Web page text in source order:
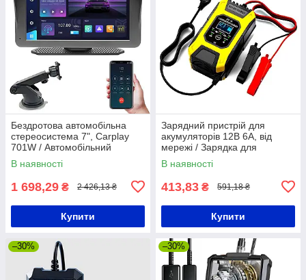
Бездротова автомобільна
стереосистема 7", Carplay
701W / Автомобільний
сенсорний монітор /
Портативний екран
В наявності
1 698,29 ₴ 2 426,13 ₴
Купити
Зарядний пристрій для
акумуляторів 12В 6А, від
мережі / Зарядка для
акумуляторів / Зарядне для
акумуляторів
В наявності
413,83 ₴ 591,18 ₴
Купити
–30% –30%